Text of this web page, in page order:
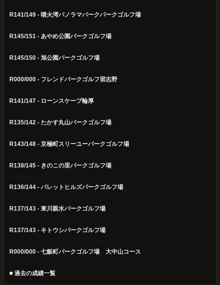
R141/149 - 噴火湾パノラマパークパークゴルフ場
R145/151 - あやめ公園パークゴルフ場
R145/150 - 旭公園パークゴルフ場
R000/000 - フレンドパークゴルフ習志野
R141/147 - ローンスケープ輪厚
R135/142 - たかす丸山パークゴルフ場
R143/148 - 京極町スリーユーパークゴルフ場
R138/145 - きのこの里パークゴルフ場
R136/144 - パレットヒルズパークゴルフ場
R137/143 - 東川親水パークゴルフ場
R137/143 - キトウシパークゴルフ場
R000/000 - 七飯町パークゴルフ場 大中山コース
■ 過去の成績一覧